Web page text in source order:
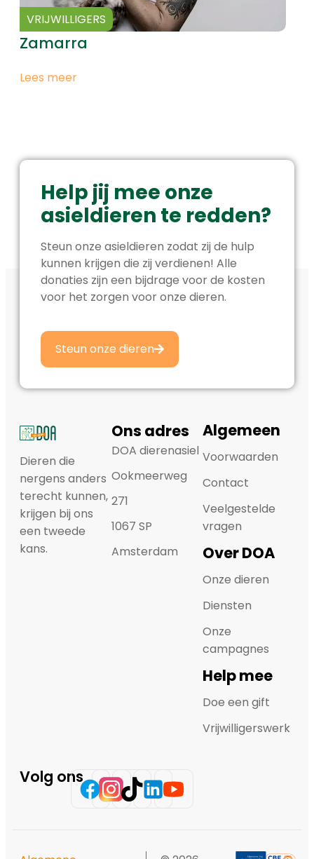
VRIJWILLIGERS
Zamarra
Lees meer
Help jij mee onze
asieldieren te redden?
Steun onze asieldieren zodat zij de hulp
kunnen krijgen die zij verdienen! Alle
donaties zijn een bijdrage voor de kosten
voor het zorgen voor onze dieren.
Steun onze dieren
Dieren die
nergens anders
terecht kunnen,
krijgen bij ons
een tweede
kans.
Ons adres
DOA dierenasiel
Ookmeerweg
271
1067 SP
Amsterdam
Algemeen
Voorwaarden
Contact
Veelgestelde
vragen
Over DOA
Onze dieren
Diensten
Onze
campagnes
Help mee
Doe een gift
Vrijwilligerswerk
Volg ons